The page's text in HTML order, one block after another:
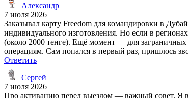
Александр
7 июля 2026
Заказывал карту Freedom для командировки в
индивидуального изготовления. Но если в
(около 2000 тенге). Ещё момент — для
операциям. Сам попался в первый раз, пришлось
Ответить
Сергей
7 июля 2026
Про активацию перед выездом — важный совет. Я в